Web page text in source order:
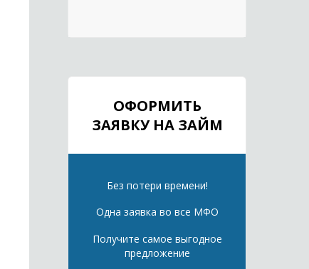
ОФОРМИТЬ
ЗАЯВКУ НА ЗАЙМ
Без потери времени!
Одна заявка во все МФО
Получите самое выгодное
предложение